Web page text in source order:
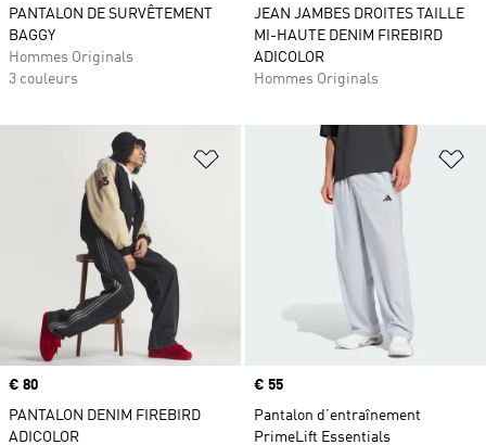
PANTALON DE SURVÊTEMENT
BAGGY
Hommes Originals
3 couleurs
JEAN JAMBES DROITES TAILLE
MI-HAUTE DENIM FIREBIRD
ADICOLOR
Hommes Originals
Ajouter à la Liste de produits
Prix
€ 80
PANTALON DENIM FIREBIRD
ADICOLOR
Prix
€ 55
Pantalon d’entraînement
PrimeLift Essentials